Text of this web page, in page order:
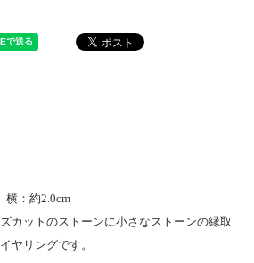
横：約2.0cm
カットのストーンに小さなストーンの縁取
ヤリングです。